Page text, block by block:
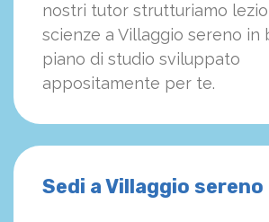
nostri tutor strutturiamo le
scienze a Villaggio sereno in
piano di studio sviluppato
appositamente per te.
Sedi a Villaggio sereno